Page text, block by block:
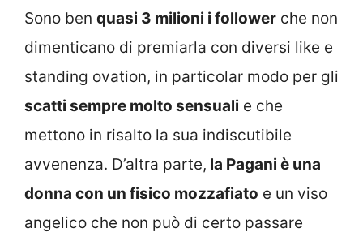
Sono ben quasi 3 milioni i follower che non
dimenticano di premiarla con diversi like e
standing ovation, in particolar modo per gli
scatti sempre molto sensuali e che
mettono in risalto la sua indiscutibile
avvenenza. D’altra parte, la Pagani è una
donna con un fisico mozzafiato e un viso
angelico che non può di certo passare